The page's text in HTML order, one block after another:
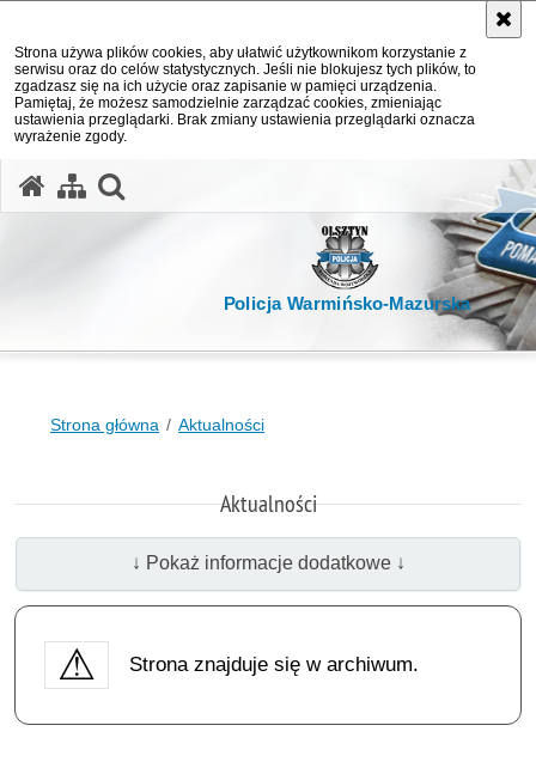
Strona używa plików cookies, aby ułatwić użytkownikom korzystanie z
serwisu oraz do celów statystycznych. Jeśli nie blokujesz tych plików, to
zgadzasz się na ich użycie oraz zapisanie w pamięci urządzenia.
Pamiętaj, że możesz samodzielnie zarządzać cookies, zmieniając
ustawienia przeglądarki. Brak zmiany ustawienia przeglądarki oznacza
wyrażenie zgody.
Policja Warmińsko-Mazurska
Strona główna Aktualności
Aktualności
↓ Pokaż informacje dodatkowe ↓
Strona znajduje się w archiwum.